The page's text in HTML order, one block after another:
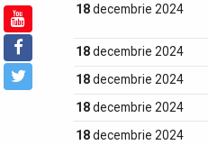
18decembrie 2024
18decembrie 2024
18decembrie 2024
18decembrie 2024
18decembrie 2024